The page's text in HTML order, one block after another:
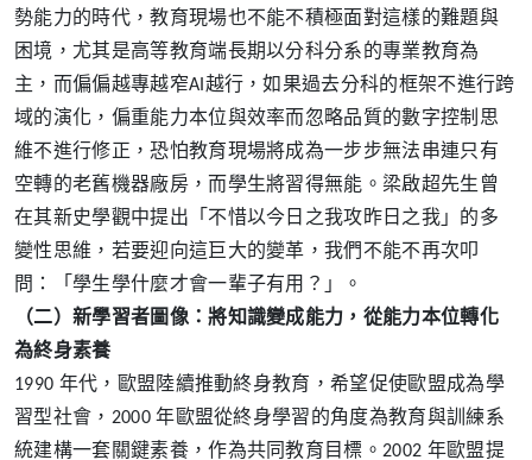
勢能力的時代，教育現場也不能不積極面對這樣的難題與
困境，尤其是高等教育端長期以分科分系的專業教育為
主，而偏偏越專越窄AI越行，如果過去分科的框架不進行跨
域的演化，偏重能力本位與效率而忽略品質的數字控制思
維不進行修正，恐怕教育現場將成為一步步無法串連只有
空轉的老舊機器廠房，而學生將習得無能。梁啟超先生曾
在其新史學觀中提出「不惜以今日之我攻昨日之我」的多
變性思維，若要迎向這巨大的變革，我們不能不再次叩
問：「學生學什麼才會一輩子有用？」。
（二） 新學習者圖像：將知識變成能力，從能力本位轉化
為終身素養
1990 年代，歐盟陸續推動終身教育，希望促使歐盟成為學
習型社會，2000 年歐盟從終身學習的角度為教育與訓練系
統建構一套關鍵素養，作為共同教育目標。2002 年歐盟提